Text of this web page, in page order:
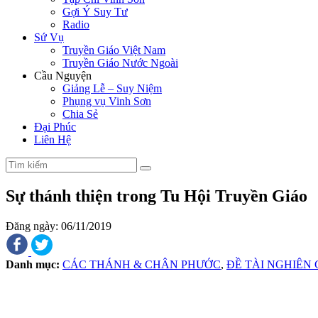
Gợi Ý Suy Tư
Radio
Sứ Vụ
Truyền Giáo Việt Nam
Truyền Giáo Nước Ngoài
Cầu Nguyện
Giảng Lễ – Suy Niệm
Phụng vụ Vinh Sơn
Chia Sẻ
Đại Phúc
Liên Hệ
Sự thánh thiện trong Tu Hội Truyền Giáo
Đăng ngày: 06/11/2019
Danh mục: CÁC THÁNH & CHÂN PHƯỚC, ĐỀ TÀI NGHIÊN